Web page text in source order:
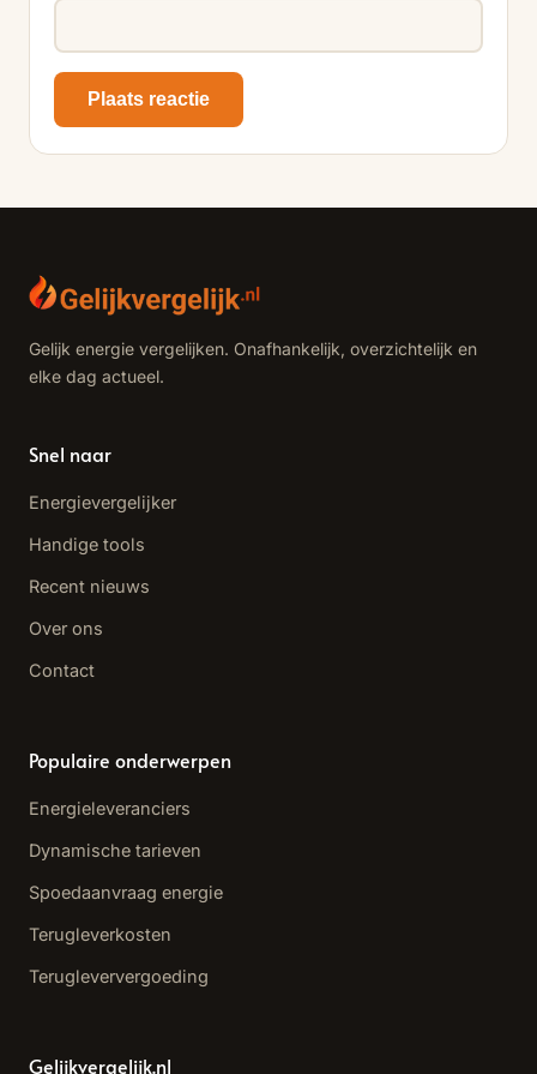
Plaats reactie
Gelijk energie vergelijken. Onafhankelijk, overzichtelijk en
elke dag actueel.
Snel naar
Energievergelijker
Handige tools
Recent nieuws
Over ons
Contact
Populaire onderwerpen
Energieleveranciers
Dynamische tarieven
Spoedaanvraag energie
Terugleverkosten
Terugleververgoeding
Gelijkvergelijk.nl